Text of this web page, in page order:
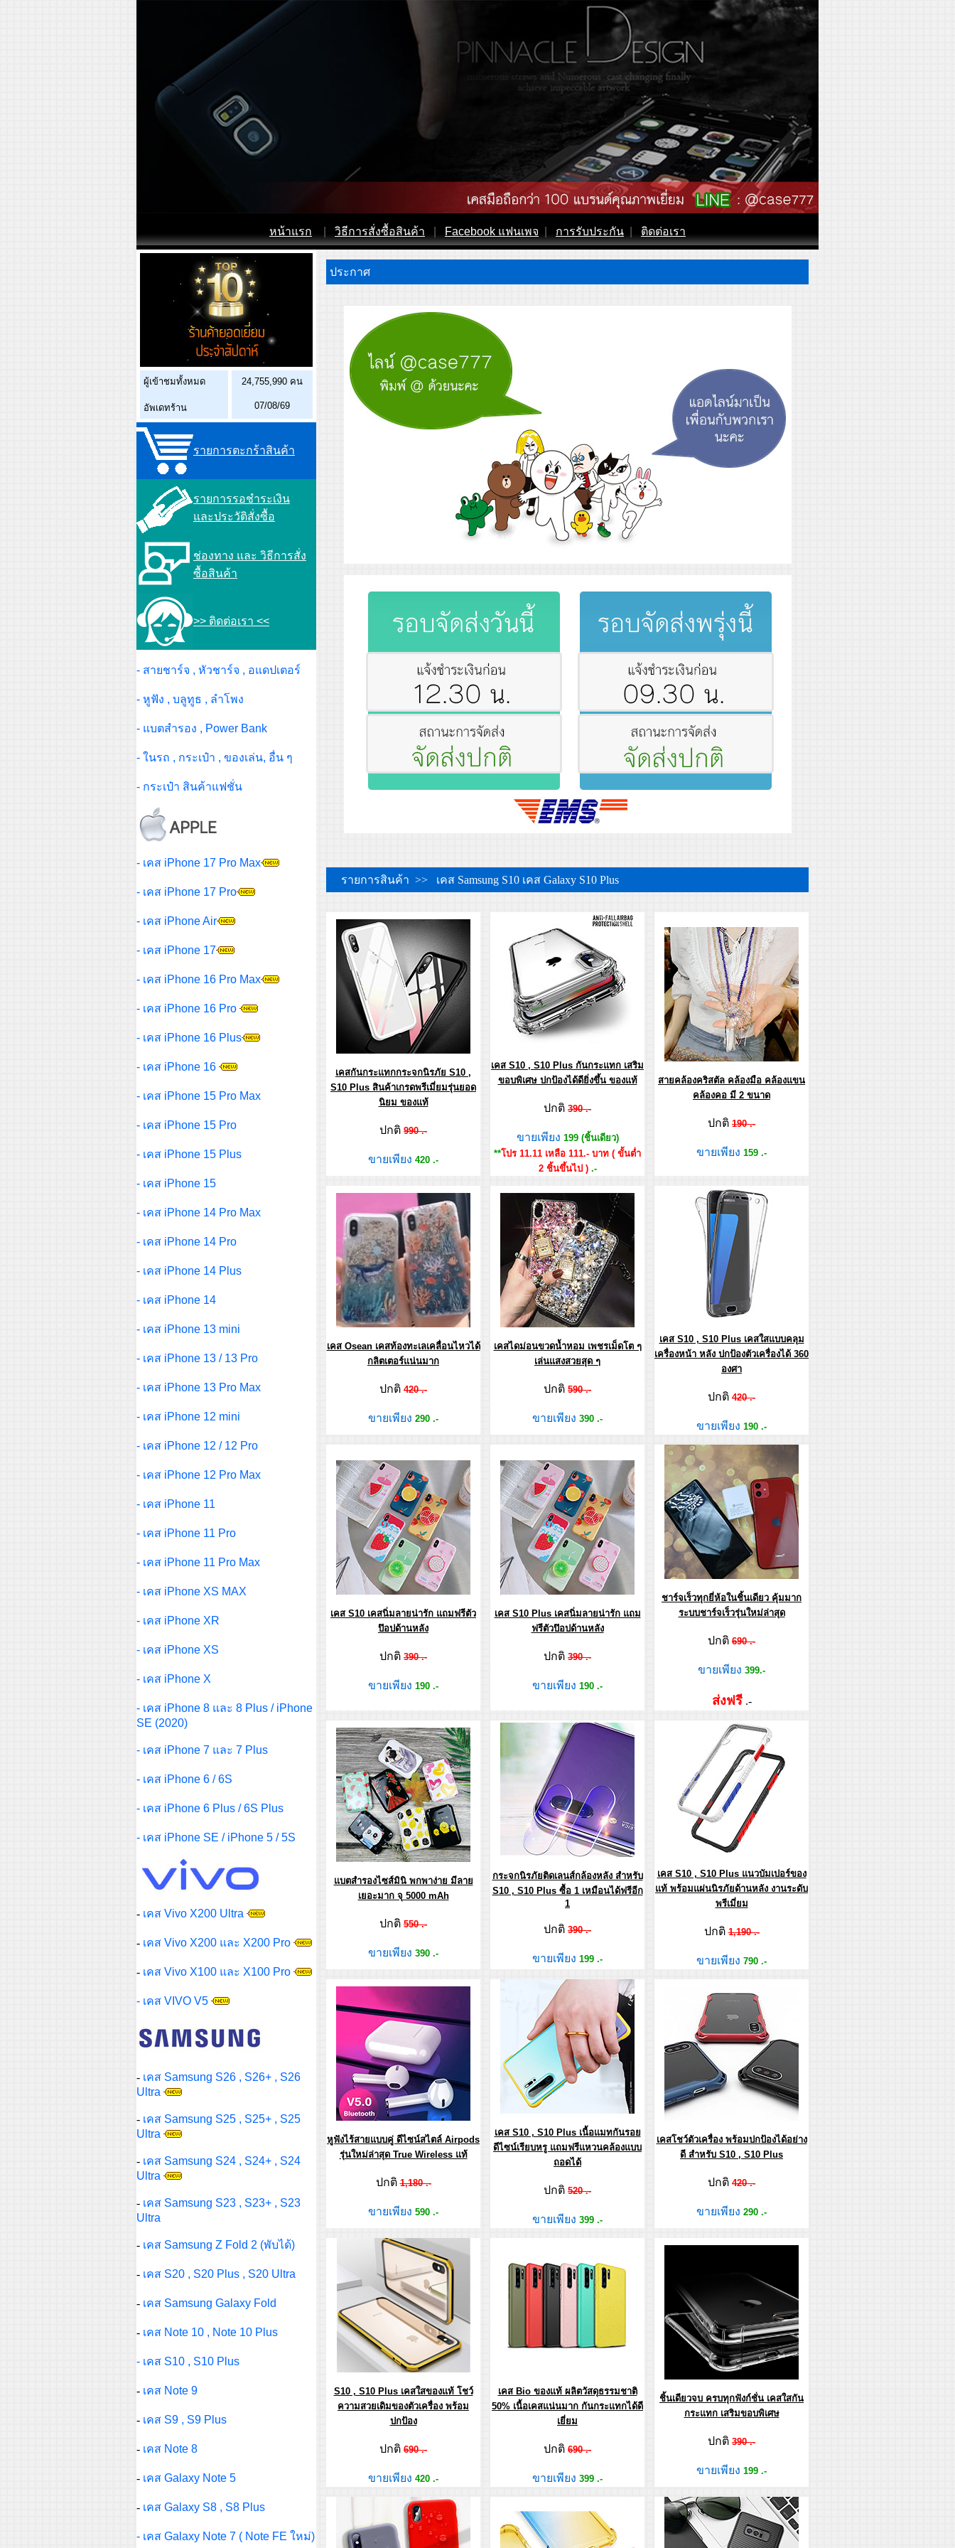
หน้าแรก วิธีการสั่งซื้อสินค้า Facebook แฟนเพจ การรับประกัน ติดต่อเรา
ผู้เข้าชมทั้งหมด
อัพเดทร้าน
24,755,990 คน
07/08/69
รายการตะกร้าสินค้า
รายการรอชำระเงิน
และประวัติสั่งซื้อ
ช่องทาง และ วิธีการสั่ง
ซื้อสินค้า
>> ติดต่อเรา <<
- สายชาร์จ , หัวชาร์จ , อแดปเตอร์
- หูฟัง , บลูทูธ , ลำโพง
- แบตสำรอง , Power Bank
- ในรถ , กระเป๋า , ของเล่น, อื่น ๆ
- กระเป๋า สินค้าแฟชั่น
- เคส iPhone 17 Pro Max
- เคส iPhone 17 Pro
- เคส iPhone Air
- เคส iPhone 17
- เคส iPhone 16 Pro Max
- เคส iPhone 16 Pro
- เคส iPhone 16 Plus
- เคส iPhone 16
- เคส iPhone 15 Pro Max
- เคส iPhone 15 Pro
- เคส iPhone 15 Plus
- เคส iPhone 15
- เคส iPhone 14 Pro Max
- เคส iPhone 14 Pro
- เคส iPhone 14 Plus
- เคส iPhone 14
- เคส iPhone 13 mini
- เคส iPhone 13 / 13 Pro
- เคส iPhone 13 Pro Max
- เคส iPhone 12 mini
- เคส iPhone 12 / 12 Pro
- เคส iPhone 12 Pro Max
- เคส iPhone 11
- เคส iPhone 11 Pro
- เคส iPhone 11 Pro Max
- เคส iPhone XS MAX
- เคส iPhone XR
- เคส iPhone XS
- เคส iPhone X
- เคส iPhone 8 และ 8 Plus / iPhone
SE (2020)
- เคส iPhone 7 และ 7 Plus
- เคส iPhone 6 / 6S
- เคส iPhone 6 Plus / 6S Plus
- เคส iPhone SE / iPhone 5 / 5S
- เคส Vivo X200 Ultra
- เคส Vivo X200 และ X200 Pro
- เคส Vivo X100 และ X100 Pro
- เคส VIVO V5
- เคส Samsung S26 , S26+ , S26
Ultra
- เคส Samsung S25 , S25+ , S25
Ultra
- เคส Samsung S24 , S24+ , S24
Ultra
- เคส Samsung S23 , S23+ , S23
Ultra
- เคส Samsung Z Fold 2 (พับได้)
- เคส S20 , S20 Plus , S20 Ultra
- เคส Samsung Galaxy Fold
- เคส Note 10 , Note 10 Plus
- เคส S10 , S10 Plus
- เคส Note 9
- เคส S9 , S9 Plus
- เคส Note 8
- เคส Galaxy Note 5
- เคส Galaxy S8 , S8 Plus
- เคส Galaxy Note 7 ( Note FE ใหม่)
ประกาศ
รายการสินค้า >> เคส Samsung S10 เคส Galaxy S10 Plus
เคสกันกระแทกกระจกนิรภัย S10 ,
S10 Plus สินค้าเกรดพรีเมี่ยมรุ่นยอด
นิยม ของแท้
ปกติ 990 .-
ขายเพียง 420 .-
เคส S10 , S10 Plus กันกระแทก เสริม
ขอบพิเศษ ปกป้องได้ดียิ่งขึ้น ของแท้
ปกติ 390 .-
ขายเพียง 199 (ชิ้นเดียว)
**โปร 11.11 เหลือ 111.- บาท ( ขั้นต่ำ
2 ชิ้นขึ้นไป ).-
สายคล้องคริสตัล คล้องมือ คล้องแขน
คล้องคอ มี 2 ขนาด
ปกติ 190 .-
ขายเพียง 159 .-
เคส Osean เคสท้องทะเลเคลื่อนไหวได้
กลิตเตอร์แน่นมาก
ปกติ 420 .-
ขายเพียง 290 .-
เคสไดม่อนขวดน้ำหอม เพชรเม็ดโต ๆ
เล่นแสงสวยสุด ๆ
ปกติ 590 .-
ขายเพียง 390 .-
เคส S10 , S10 Plus เคสใสแบบคลุม
เครื่องหน้า หลัง ปกป้องตัวเครื่องได้ 360
องศา
ปกติ 420 .-
ขายเพียง 190 .-
เคส S10 เคสนิ่มลายน่ารัก แถมฟรีตัว
ป๊อปด้านหลัง
ปกติ 390 .-
ขายเพียง 190 .-
เคส S10 Plus เคสนิ่มลายน่ารัก แถม
ฟรีตัวป๊อปด้านหลัง
ปกติ 390 .-
ขายเพียง 190 .-
ชาร์จเร็วทุกยี่ห้อในชิ้นเดียว คุ้มมาก
ระบบชาร์จเร็วรุ่นใหม่ล่าสุด
ปกติ 690 .-
ขายเพียง 399.-
ส่งฟรี.-
แบตสำรองไซส์มินิ พกพาง่าย มีลาย
เยอะมาก จุ 5000 mAh
ปกติ 550 .-
ขายเพียง 390 .-
กระจกนิรภัยติดเลนส์กล้องหลัง สำหรับ
S10 , S10 Plus ซื้อ 1 เหมือนได้ฟรีอีก
1
ปกติ 390 .-
ขายเพียง 199 .-
เคส S10 , S10 Plus แนวบัมเปอร์ของ
แท้ พร้อมแผ่นนิรภัยด้านหลัง งานระดับ
พรีเมี่ยม
ปกติ1,190 .-
ขายเพียง 790 .-
หูฟังไร้สายแบบคู่ ดีไซน์สไตล์ Airpods
รุ่นใหม่ล่าสุด True Wireless แท้
ปกติ1,180 .-
ขายเพียง 590 .-
เคส S10 , S10 Plus เนื้อแมทกันรอย
ดีไซน์เรียบหรู แถมฟรีแหวนคล้องแบบ
ถอดได้
ปกติ 520 .-
ขายเพียง 399 .-
เคสโชว์ตัวเครื่อง พร้อมปกป้องได้อย่าง
ดี สำหรับ S10 , S10 Plus
ปกติ 420 .-
ขายเพียง 290 .-
S10 , S10 Plus เคสใสของแท้ โชว์
ความสวยเดิมของตัวเครื่อง พร้อม
ปกป้อง
ปกติ 690 .-
ขายเพียง 420 .-
เคส Bio ของแท้ ผลิตวัสดุธรรมชาติ
50% เนื้อเคสแน่นมาก กันกระแทกได้ดี
เยี่ยม
ปกติ 690 .-
ขายเพียง 399 .-
ชิ้นเดียวจบ ครบทุกฟังก์ชั่น เคสใสกัน
กระแทก เสริมขอบพิเศษ
ปกติ 390 .-
ขายเพียง 199 .-